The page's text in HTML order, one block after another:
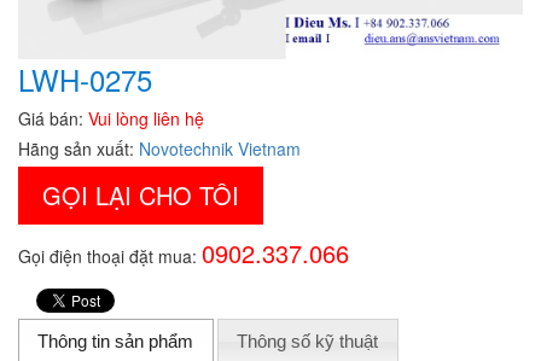
LWH-0275
Giá bán: Vui lòng liên hệ
Hãng sản xuất: Novotechnik Vietnam
GỌI LẠI CHO TÔI
Gọi điện thoại đặt mua: 0902.337.066
Thông tin sản phẩm Thông số kỹ thuật